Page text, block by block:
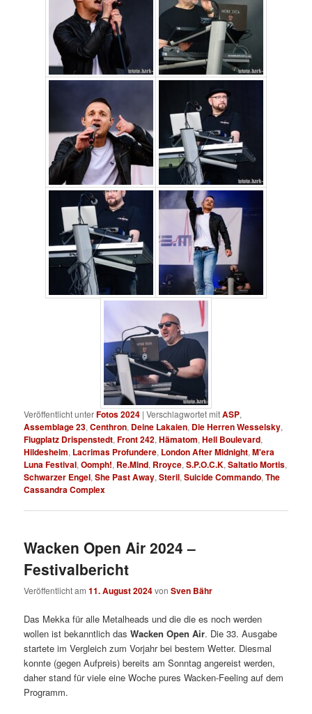
Veröffentlicht unterFotos 2024 |Verschlagwortet mitASP,
Assemblage 23,Centhron, Deine Lakaien, Die Herren Wesselsky,
Flugplatz Drispenstedt,Front 242,Hämatom,Hell Boulevard,
Hildesheim, Lacrimas Profundere, London After Midnight,M'era
Luna Festival,Oomph!, Re.Mind, Rroyce,S.P.O.C.K,Saltatio Mortis,
Schwarzer Engel,She Past Away,Steril,Suicide Commando,The
Cassandra Complex
Wacken Open Air 2024 –
Festivalbericht
Veröffentlicht am11. August 2024vonSven Bähr
Das Mekka für alle Metalheads und die die es noch werden
wollen ist bekanntlich dasWacken Open Air. Die 33. Ausgabe
startete im Vergleich zum Vorjahr bei bestem Wetter. Diesmal
konnte (gegen Aufpreis) bereits am Sonntag angereist werden,
daher stand für viele eine Woche pures Wacken-Feeling auf dem
Programm.